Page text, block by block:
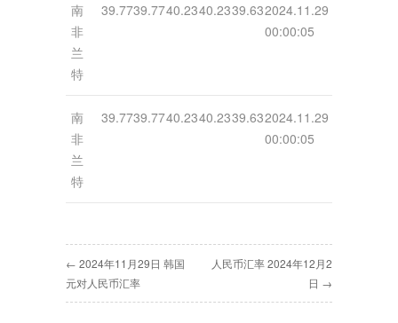
南
非
兰
特
39.7739.7740.2340.2339.632024.11.29
00:00:05
南
非
兰
特
39.7739.7740.2340.2339.632024.11.29
00:00:05
← 2024年11月29日 韩国
元对人民币汇率
人民币汇率 2024年12月2
日 →